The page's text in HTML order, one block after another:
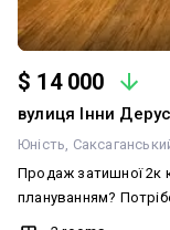
$ 14 000
вулиця Інни
Юність
Продаж затишної 2к квартири на
плануванням? Потрібен комфортний середній поверх? Тоді наша
пропозиція саме для Вас! Пропонуємо до